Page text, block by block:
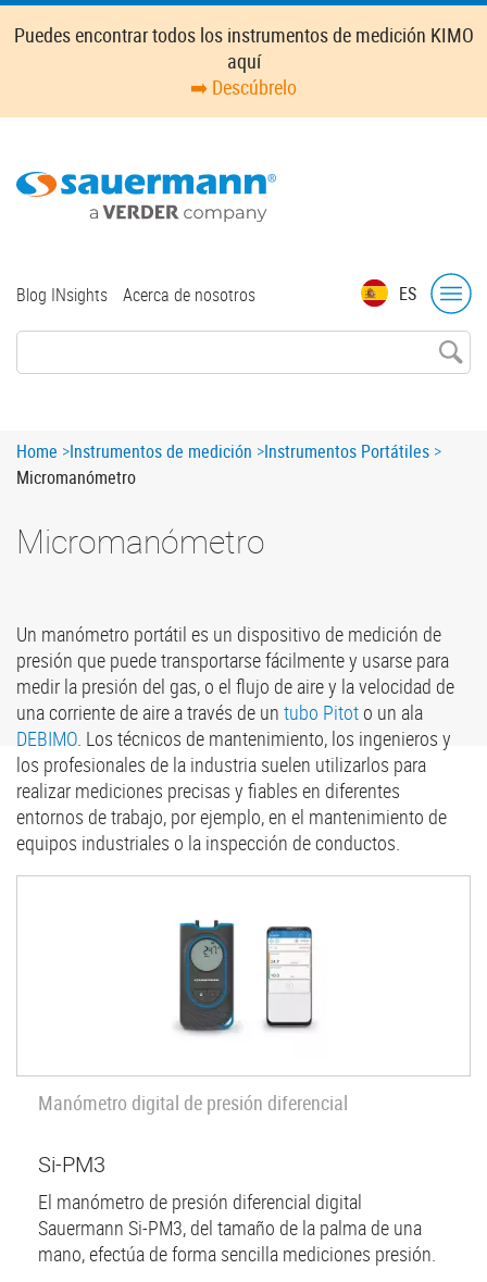
Skip
Puedes encontrar todos los instrumentos de medición KIMO
aquí
➡️ Descúbrelo
ES
Top
Blog INsights Acerca de nosotros
Breadcrumb
Home Instrumentos de medición Instrumentos Portátiles
Micromanómetro
Micromanómetro
Un manómetro portátil es un dispositivo de medición de
presión que puede transportarse fácilmente y usarse para
medir la presión del gas, o el flujo de aire y la velocidad de
una corriente de aire a través de un tubo Pitot o un ala
DEBIMO. Los técnicos de mantenimiento, los ingenieros y
los profesionales de la industria suelen utilizarlos para
realizar mediciones precisas y fiables en diferentes
entornos de trabajo, por ejemplo, en el mantenimiento de
equipos industriales o la inspección de conductos.
Manómetro digital de presión diferencial
Si-PM3
El manómetro de presión diferencial digital
Sauermann Si-PM3, del tamaño de la palma de una
mano, efectúa de forma sencilla mediciones presión.